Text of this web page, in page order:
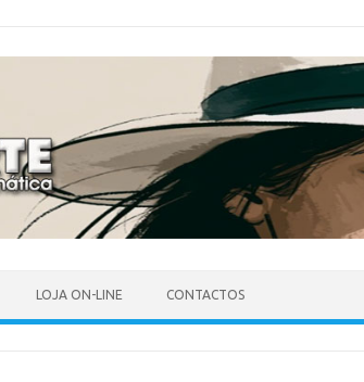
LOJA ON-LINE CONTACTOS